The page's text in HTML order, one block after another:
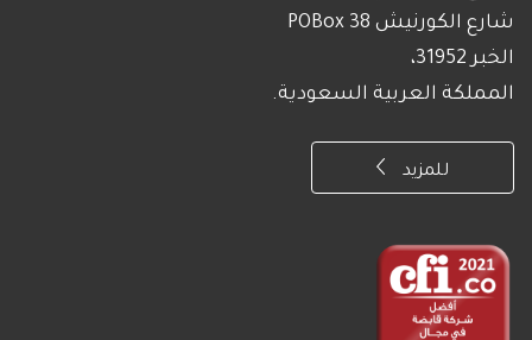
شارع الكورنيش POBox 38
الخبر 31952،
المملكة العربية السعودية.
للمزيد